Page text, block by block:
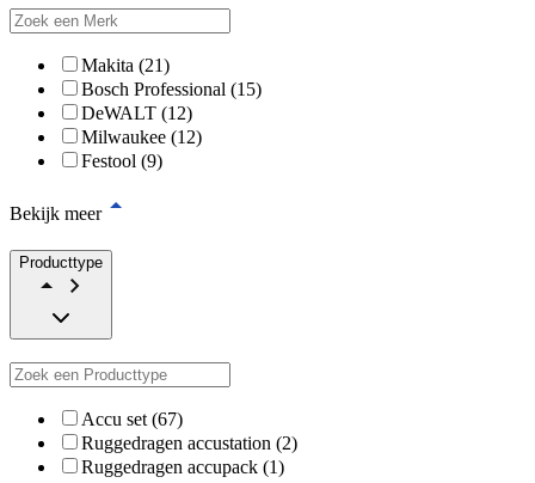
Makita (21)
Bosch Professional (15)
DeWALT (12)
Milwaukee (12)
Festool (9)
Bekijk meer
Producttype
Accu set (67)
Ruggedragen accustation (2)
Ruggedragen accupack (1)